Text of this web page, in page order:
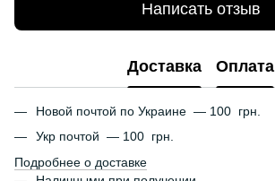
Написать отзыв
Доставка Оплата
Новой почтой по Украине — 100 грн.
Укр почтой — 100 грн.
Подробнее о доставке